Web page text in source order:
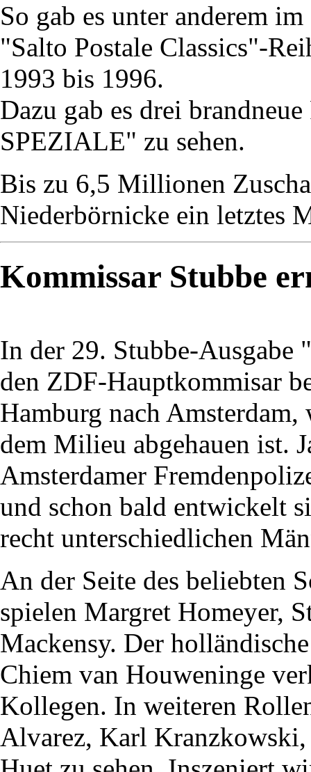
So gab es unter anderem
"Salto Postale Classics"-
1993 bis 1996.
Dazu gab es drei
SPEZIALE" zu sehen.
Bis zu 6,5 Millionen
Niederbörnicke ein letztes
Kommissar Stubbe
In der 29. Stubbe-Ausgabe
den ZDF-Hauptkommisar
Hamburg nach
dem Milieu abgehauen ist.
Amsterdamer
und schon bald entwickelt
recht unterschiedlichen
An der Seite des beliebten
spielen Margret Homeyer,
Mackensy. Der
Chiem van Houweninge
Kollegen. In weiteren
Alvarez, Karl